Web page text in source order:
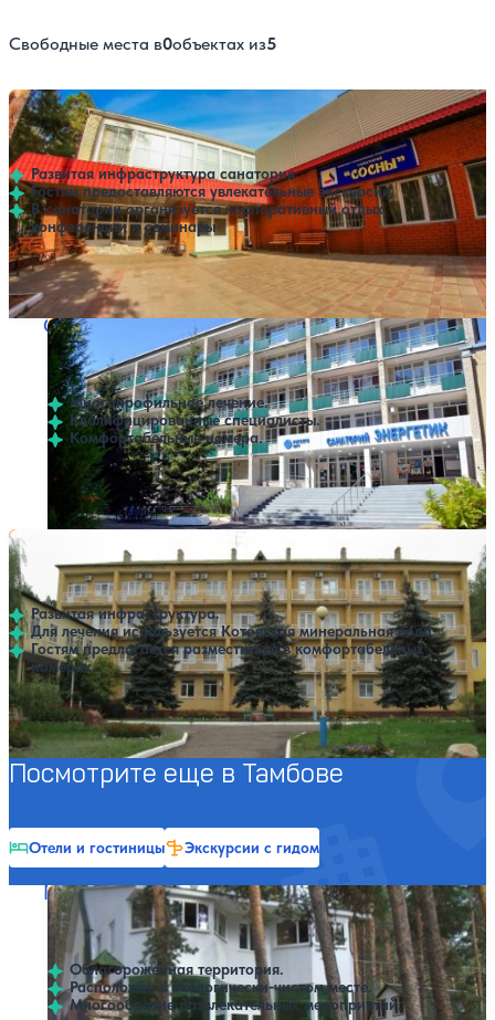
Свободные места в0объектах из5
Санаторий Сосны
3.746 отзывов
Тамбов
Развитая инфраструктура санатория
Гостям предоставляются увлекательные экскурсии
В санатории организуется корпоративный отдых,
конференции и семинары
Профилей лечения: 9 SPA
Нет цен или свободных мест на выбранные даты
Выбрать другой вариант
Санаторий Энергетик
4.456 отзывов
Тамбов
Многопрофильное лечение.
Квалифицированные специалисты.
Комфортабельные номера.
Профилей лечения:4
Нет цен или свободных мест на выбранные даты
Выбрать другой вариант
Санаторий Лесная жемчужина
4.2 39 отзывов
Тамбов
Развитая инфраструктура.
Для лечения используется Котовская минеральная вода
Гостям предлагается разместиться в комфортабельных
номерах.
Профилей лечения:7 Крытый бассейн
Нет цен или свободных мест на выбранные даты
Выбрать другой вариант
Посмотрите еще в Тамбове
Отели и гостиницы Экскурсии с гидом
Пансионат Тихий угол
Тамбов
Облагороженная территория.
Расположен в экологически-чистом месте.
Многообразие развлекательных мероприятий.
Нет цен или свободных мест на выбранные даты
Выбрать другой вариант